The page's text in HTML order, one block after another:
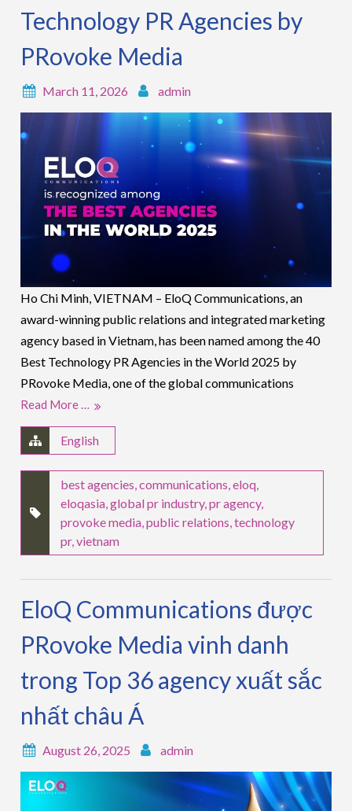
Technology PR Agencies by
PRovoke Media
March 11, 2026 admin
Ho Chi Minh, VIETNAM – EloQ Communications, an
award-winning public relations and integrated marketing
agency based in Vietnam, has been named among the 40
Best Technology PR Agencies in the World 2025 by
PRovoke Media, one of the global communications
Read More …
English
best agencies,communications,eloq,
eloqasia,global pr industry,pr agency,
provoke media,public relations,technology
pr,vietnam
EloQ Communications được
PRovoke Media vinh danh
trong Top 36 agency xuất sắc
nhất châu Á
August 26, 2025 admin